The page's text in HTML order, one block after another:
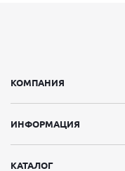
КОМПАНИЯ
ИНФОРМАЦИЯ
КАТАЛОГ